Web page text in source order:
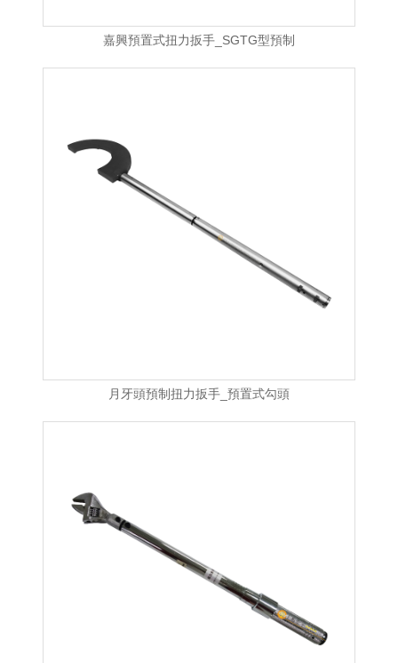
嘉興預置式扭力扳手_SGTG型預制
月牙頭預制扭力扳手_預置式勾頭